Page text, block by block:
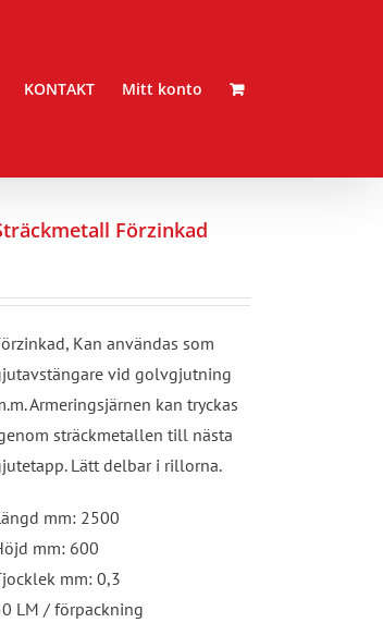
KONTAKT Mitt konto
Förzinkad
Kan användas som
vid golvgjutning
Armeringsjärnen kan tryckas
sträckmetallen till nästa
Lätt delbar i rillorna.
mm: 2500
mm: 600
mm: 0,3
LM / förpackning